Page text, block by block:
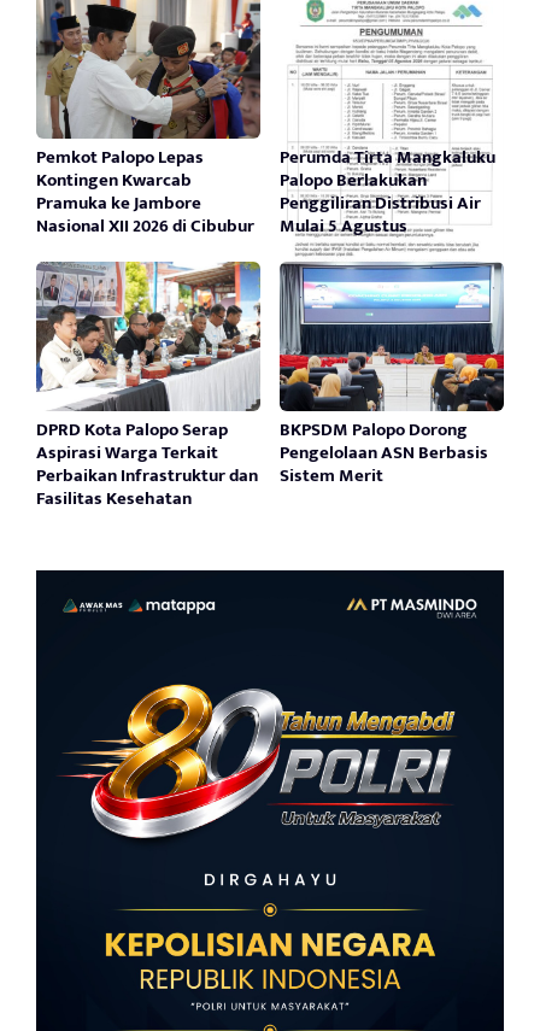
Pemkot Palopo Lepas
Kontingen Kwarcab
Pramuka ke Jambore
Nasional XII 2026 di Cibubur
Perumda Tirta Mangkaluku
Palopo Berlakukan
Penggiliran Distribusi Air
Mulai 5 Agustus
DPRD Kota Palopo Serap
Aspirasi Warga Terkait
Perbaikan Infrastruktur dan
Fasilitas Kesehatan
BKPSDM Palopo Dorong
Pengelolaan ASN Berbasis
Sistem Merit